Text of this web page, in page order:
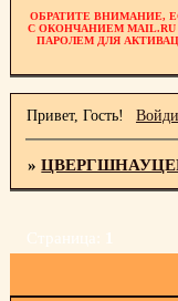
ОБРАТИТЕ ВНИМАНИЕ,
С ОКОНЧАНИЕМ
ПАРОЛЕМ ДЛЯ
Привет, Гость!
»
Страница: 1